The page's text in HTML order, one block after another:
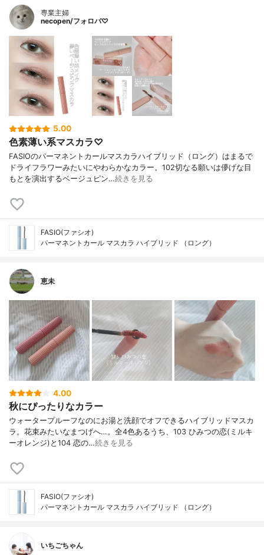
専業主婦
necopen/フォロバ♡
5.00
色素薄い系マスカラ♡
FASIOのパーマネントカールマスカラハイブリッド（ロング）はまるで
ドライフラワーみたいにやわらかなカラー。102切なる願いは儚げな目
もとを演出するベージュピン…続きを見る
FASIO(ファシオ)
パーマネントカール マスカラ ハイブリッド （ロング）
恵未
4.00
秋にぴったりなカラー
ウォータープルーフなのにお湯と洗顔でオフできるハイブリッドマスカ
ラ。花束みたいなまつげへ…。全4色あるうち、103 ひみつの恋(ミルキ
ーオレンジ)と104 恋の…続きを見る
FASIO(ファシオ)
パーマネントカール マスカラ ハイブリッド （ロング）
いちごちゃん